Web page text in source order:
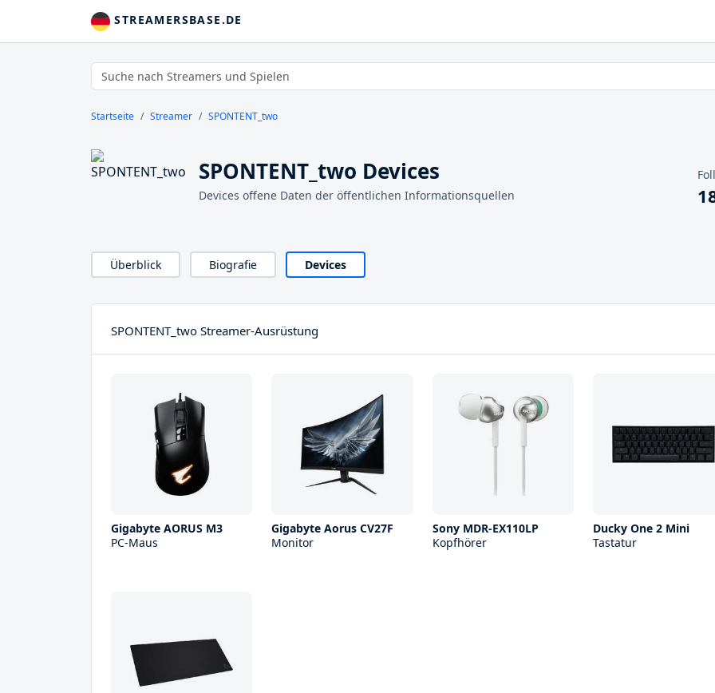
STREAMERSBASE.DE
Startseite Streamer SPONTENT_two
SPONTENT_two Devices
Devices offene Daten der öffentlichen Informationsquellen
Überblick Biografie Devices
SPONTENT_two Streamer-Ausrüstung
Gigabyte AORUS M3
PC-Maus
Gigabyte Aorus CV27F
Monitor
Sony MDR-EX110LP
Kopfhörer
Ducky One 2 Mini
Tastatur